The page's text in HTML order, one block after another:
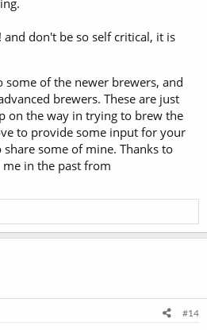
and don't be so self critical, it is
of the newer brewers, and
brewers. These are just
on the way in trying to brew the
to provide some input for your
some of mine. Thanks to
in the past from
#14